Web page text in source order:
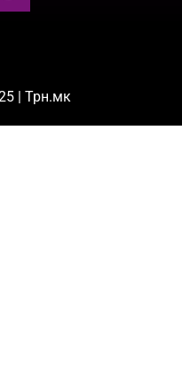
| Трн.мк